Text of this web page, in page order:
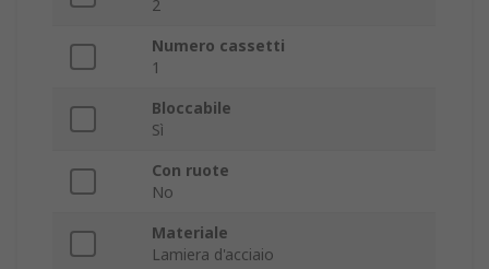
2
Numero cassetti
1
Bloccabile
Sì
Con ruote
No
Materiale
Lamiera d'acciaio